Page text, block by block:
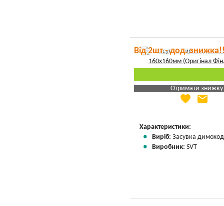
Від 2шт - дод.
Отримати знижку
Яка Ваша ціна
favorite email
Характеристики:
Виріб: Засувка
Виробник: SVT